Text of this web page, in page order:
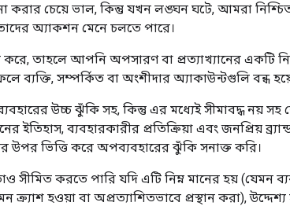
চেয়ে ভাল, কিন্তু যখন লঙ্ঘন ঘটে, আমরা নিশ্চিত
অ্যাকশন মেনে চলতে পারে।
তাহলে আপনি অপসারণ বা প্রত্যাখ্যানের একটি
ব্যক্তি, সম্পর্কিত বা অংশীদার অ্যাকাউন্টগুলি বন্ধ
উচ্চ ঝুঁকি সহ, কিন্তু এর মধ্যেই সীমাবদ্ধ নয়
ইতিহাস, ব্যবহারকারীর প্রতিক্রিয়া এবং জনপ্রিয়
উপর ভিত্তি করে অপব্যবহারের ঝুঁকি সনাক্ত করি।
করতে পারি যদি এটি নিম্ন মানের হয় (যেমন
ক্র্যাশ হওয়া বা অপ্রত্যাশিতভাবে প্রস্থান করা),